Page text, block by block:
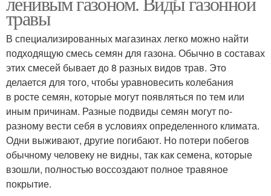
травы
В специализированных магазинах легко можно найти
подходящую смесь семян для газона. Обычно в составах
этих смесей бывает до 8 разных видов трав. Это
делается для того, чтобы уравновесить колебания
в росте семян, которые могут появляться по тем или
иным причинам. Разные подвиды семян могут по-
разному вести себя в условиях определенного климата.
Одни выживают, другие погибают. Но потери побегов
обычному человеку не видны, так как семена, которые
взошли, полностью воссоздают полное травяное
покрытие.